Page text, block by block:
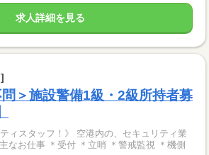
求人詳細を見る
＞施設警備1級・2級所持者募
ィスタッフ！》 空港内の、セキュリティ業